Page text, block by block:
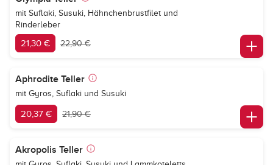
mit Suflaki, Susuki, Hähnchenbrustfilet und
Rinderleber
21,30 € 22,90 €
Aphrodite Teller
mit Gyros, Suflaki und Susuki
20,37 € 21,90 €
Akropolis Teller